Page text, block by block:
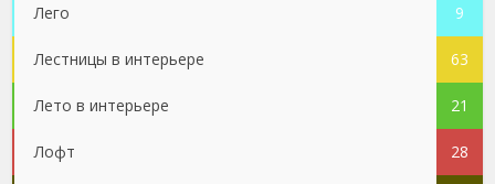
Лего 9
Лестницы в интерьере 63
Лето в интерьере 21
Лофт 28